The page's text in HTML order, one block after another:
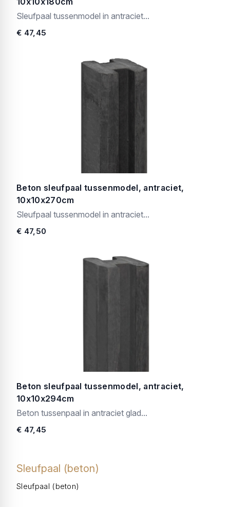
Sleufpaal tussenmodel in antraciet...
€ 47,45
Beton sleufpaal tussenmodel, antraciet,
10x10x270cm
Sleufpaal tussenmodel in antraciet...
€ 47,50
Beton sleufpaal tussenmodel, antraciet,
10x10x294cm
Beton tussenpaal in antraciet glad...
€ 47,45
Sleufpaal (beton)
Sleufpaal (beton)